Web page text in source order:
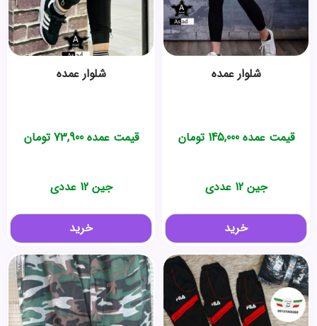
شلوار عمده
قیمت عمده145,000 تومان
جین 12 عددی
خرید
شلوار عمده
قیمت عمده73,900 تومان
جین 12 عددی
خرید